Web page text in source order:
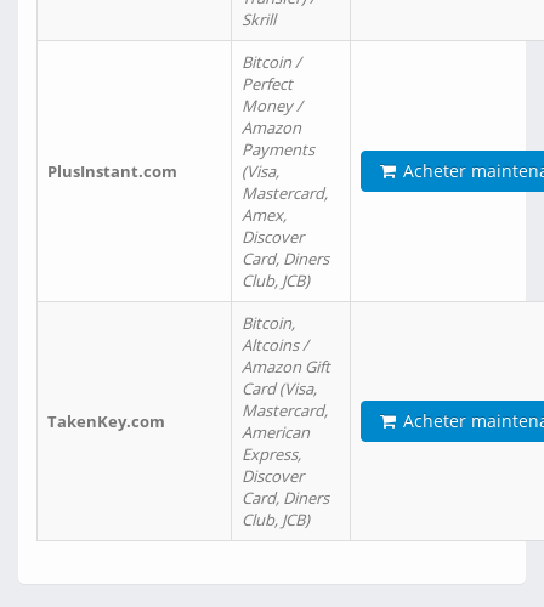
Skrill
PlusInstant.com
Bitcoin /
Perfect
Money /
Amazon
Payments
(Visa,
Mastercard,
Amex,
Discover
Card, Diners
Club, JCB)
Acheter
TakenKey.com
Bitcoin,
Altcoins /
Amazon Gift
Card (Visa,
Mastercard,
American
Express,
Discover
Card, Diners
Club, JCB)
Acheter